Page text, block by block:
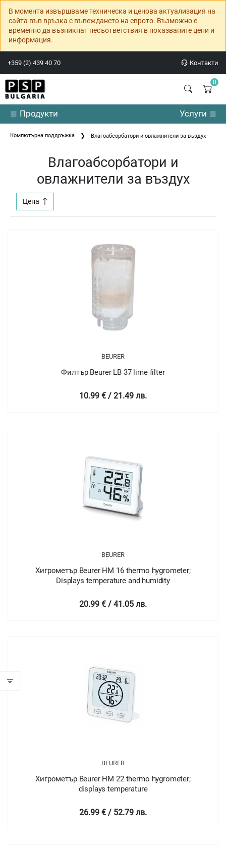
В момента извършваме техническа и ценова актуализация на
сайта във връзка с въвеждането на еврото. Възможно е
временно да възникнат несъответствия в показваните цени и
информация.
+359 (2) 439 40 70 Контакти
0
Продукти Услуги
Компютърна поддръжка Влагоабсорбатори и овлажнители за въздух
Влагоабсорбатори и
овлажнители за въздух
Цена
BEURER
Филтър Beurer LB 37 lime filter
10.99 € / 21.49 лв.
BEURER
Хигрометър Beurer HM 16 thermo hygrometer;
Displays temperature and humidity
20.99 € / 41.05 лв.
BEURER
Хигрометър Beurer HM 22 thermo hygrometer;
displays temperature
26.99 € / 52.79 лв.